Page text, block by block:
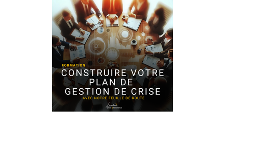
Formation Plan de
Continuité des
Activités